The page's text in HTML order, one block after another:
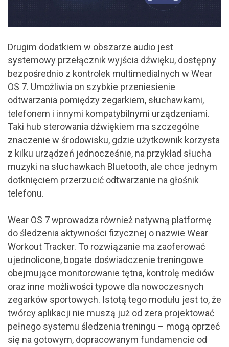
Drugim dodatkiem w obszarze audio jest
systemowy przełącznik wyjścia dźwięku, dostępny
bezpośrednio z kontrolek multimedialnych w Wear
OS 7. Umożliwia on szybkie przeniesienie
odtwarzania pomiędzy zegarkiem, słuchawkami,
telefonem i innymi kompatybilnymi urządzeniami.
Taki hub sterowania dźwiękiem ma szczególne
znaczenie w środowisku, gdzie użytkownik korzysta
z kilku urządzeń jednocześnie, na przykład słucha
muzyki na słuchawkach Bluetooth, ale chce jednym
dotknięciem przerzucić odtwarzanie na głośnik
telefonu.
Wear OS 7 wprowadza również natywną platformę
do śledzenia aktywności fizycznej o nazwie Wear
Workout Tracker. To rozwiązanie ma zaoferować
ujednolicone, bogate doświadczenie treningowe
obejmujące monitorowanie tętna, kontrolę mediów
oraz inne możliwości typowe dla nowoczesnych
zegarków sportowych. Istotą tego modułu jest to, że
twórcy aplikacji nie muszą już od zera projektować
pełnego systemu śledzenia treningu – mogą oprzeć
się na gotowym, dopracowanym fundamencie od